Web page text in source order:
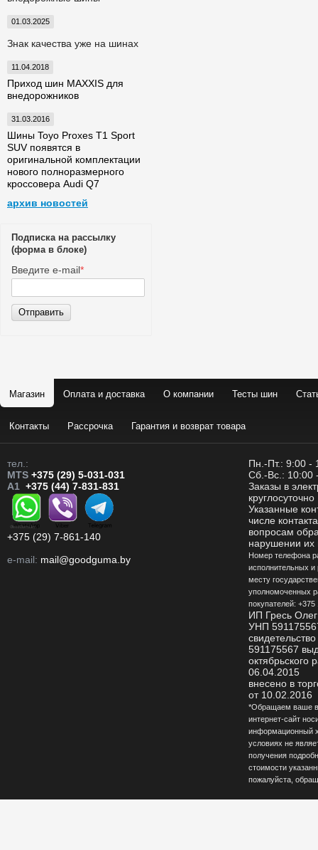
01.03.2025
Знак качества уже на шинах
11.04.2018
Приход шин MAXXIS для
внедорожников
31.03.2016
Шины Toyo Proxes T1 Sport
SUV появятся в
оригинальной комплектации
нового полноразмерного
кроссовера Audi Q7
архив новостей
Подписка на рассылку
(форма в блоке)
Введите e-mail*
Отправить
Магазин Оплата и доставка О компании Тесты шин
Контакты Рассрочка Гарантия и возврат товара
тел.:
MTS +375 (29) 5-031-031
A1 +375 (44) 7-831-831
+375 (29) 7-861-140
e-mail: mail@goodguma.by
Пн.-Пт.: 9:00 -
Сб.-Вс.: 10:00
Заказы в
круглосуточно
Указанные
числе
вопросам
нарушении их
Номер телефона
исполнительных и
месту
уполномоченных
покупателей:
ИП Гресь
УНП
591175567
октябрьского
06.04.2015
внесено в
от 10.02.2016
*Обращаем ваше
интернет-сайт
информационный
условиях не
получения
стоимости
пожалуйста,